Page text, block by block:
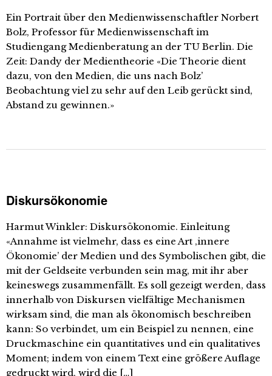
Ein Portrait über den Medienwissenschaftler Norbert
Bolz, Professor für Medienwissenschaft im
Studiengang Medienberatung an der TU Berlin. Die
Zeit: Dandy der Medientheorie «Die Theorie dient
dazu, von den Medien, die uns nach Bolz’
Beobachtung viel zu sehr auf den Leib gerückt sind,
Abstand zu gewinnen.»
Diskursökonomie
Harmut Winkler: Diskursökonomie. Einleitung
«Annahme ist vielmehr, dass es eine Art ‚innere
Ökonomie’ der Medien und des Symbolischen gibt, die
mit der Geldseite verbunden sein mag, mit ihr aber
keineswegs zusammenfällt. Es soll gezeigt werden, dass
innerhalb von Diskursen vielfältige Mechanismen
wirksam sind, die man als ökonomisch beschreiben
kann: So verbindet, um ein Beispiel zu nennen, eine
Druckmaschine ein quantitatives und ein qualitatives
Moment; indem von einem Text eine größere Auflage
gedruckt wird, wird die […]